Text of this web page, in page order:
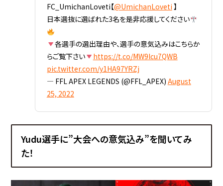
FC_UmichanLoveti【@UmichanLoveti 】
日本選抜に選ばれた3名を是非応援してください
各選手の選出理由や、選手の意気込みはこちらか
らご覧下さい
https://t.co/MW9lcu7QWB
pic.twitter.com/y1HA97YRZj
— FFL APEX LEGENDS (@FFL_APEX) August
25, 2022
Yudu選手に”大会への意気込み”を聞いてみ
た！